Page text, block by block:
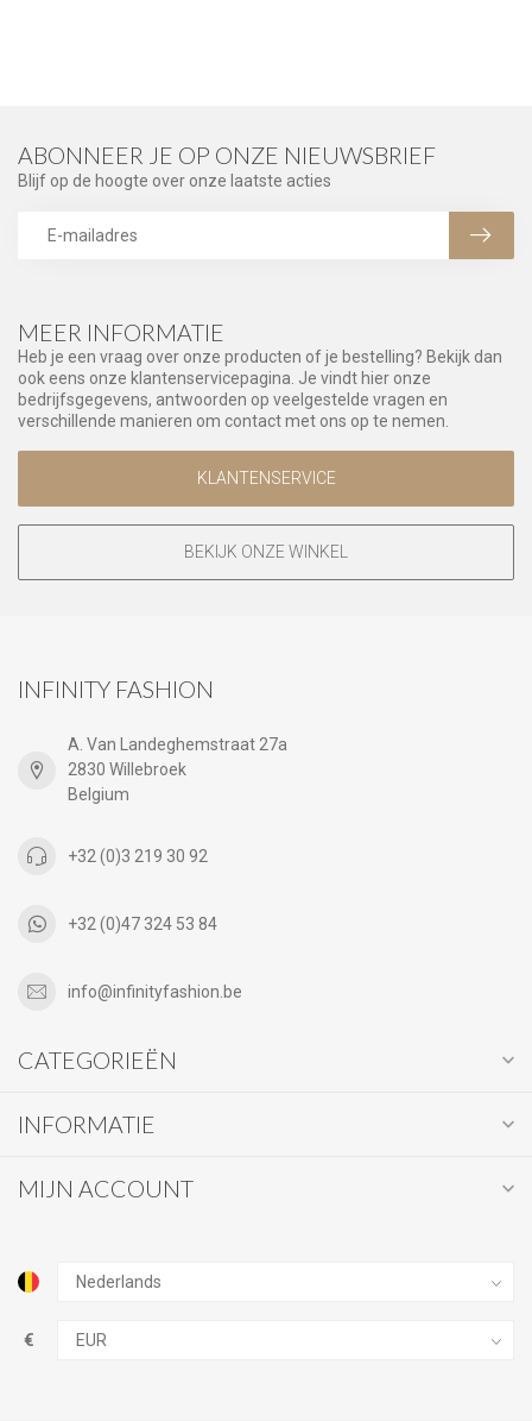
MEER INFORMATIE
Heb je een vraag over onze producten of je bestelling? Bekijk dan
ook eens onze klantenservicepagina. Je vindt hier onze
bedrijfsgegevens, antwoorden op veelgestelde vragen en
verschillende manieren om contact met ons op te nemen.
KLANTENSERVICE
BEKIJK ONZE WINKEL
ABONNEER JE OP ONZE NIEUWSBRIEF
Blijf op de hoogte over onze laatste acties
INFINITY FASHION
A. Van Landeghemstraat 27a
2830 Willebroek
Belgium
+32 (0)3 219 30 92
+32 (0)47 324 53 84
info@infinityfashion.be
CATEGORIEËN
INFORMATIE
MIJN ACCOUNT
€